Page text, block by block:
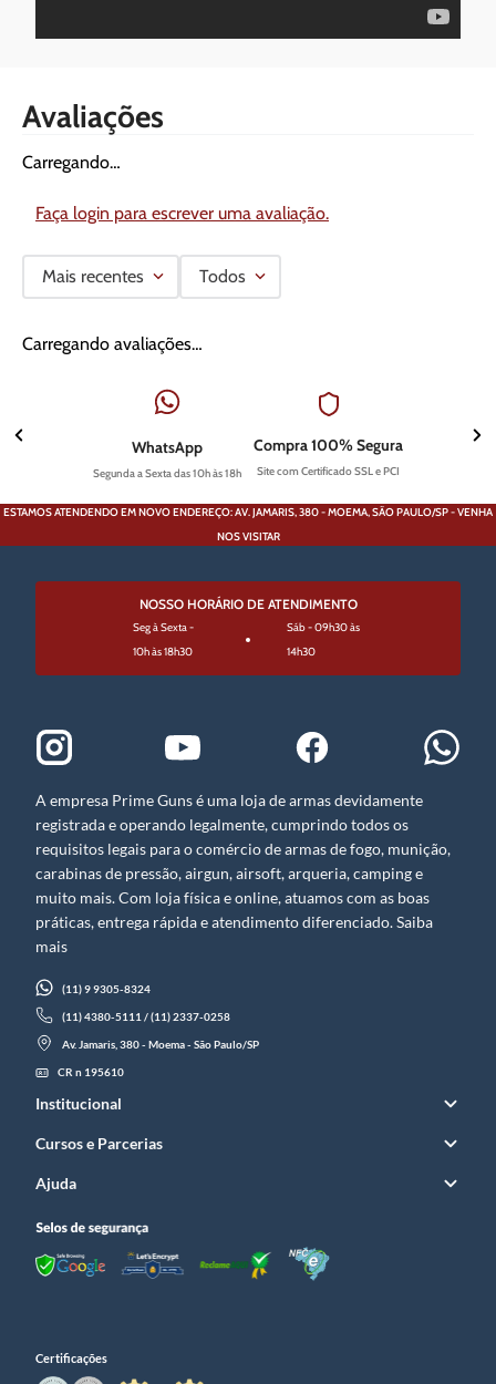
Avaliações
Carregando…
Faça login para escrever uma avaliação.
Mais recentes Todos
Carregando avaliações…
WhatsApp
Segunda a Sexta das 10h às 18h
Compra 100% Segura
Site com Certificado SSL e PCI
ESTAMOS ATENDENDO EM NOVO ENDEREÇO: AV. JAMARIS, 380 - MOEMA, SÃO PAULO/SP - VENHA
NOS VISITAR
NOSSO HORÁRIO DE ATENDIMENTO
Seg à Sexta -
10h às 18h30
Sáb - 09h30 às
14h30
A empresa Prime Guns é uma loja de armas devidamente
registrada e operando legalmente, cumprindo todos os
requisitos legais para o comércio de armas de fogo, munição,
carabinas de pressão, airgun, airsoft, arqueria, camping e
muito mais. Com loja física e online, atuamos com as boas
práticas, entrega rápida e atendimento diferenciado. Saiba
mais
(11) 9 9305-8324
(11) 4380-5111 / (11) 2337-0258
Av. Jamaris, 380 - Moema - São Paulo/SP
CR n 195610
Institucional
Cursos e Parcerias
Ajuda
Certificações